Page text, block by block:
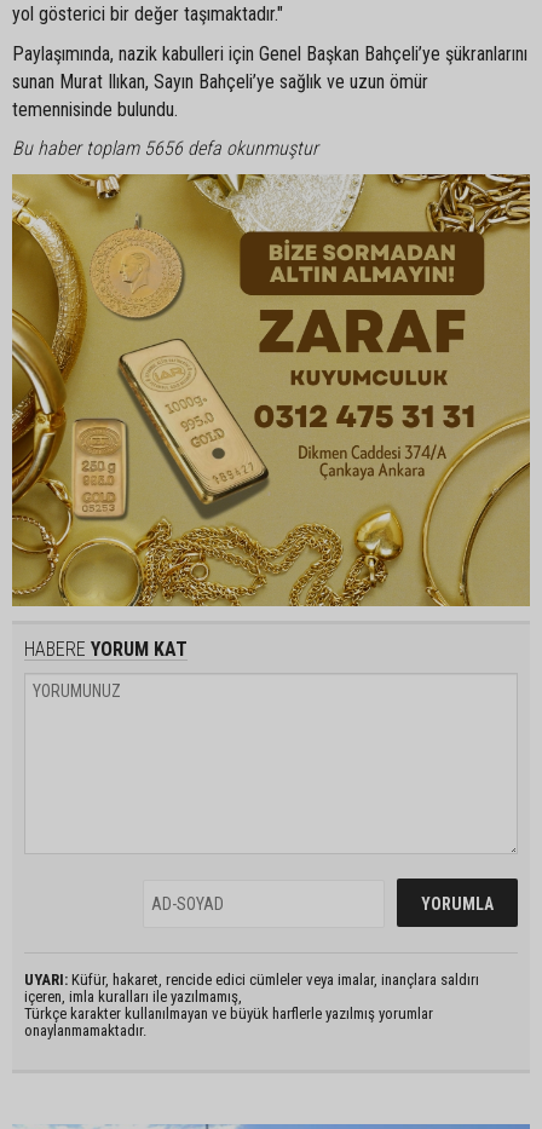
yol gösterici bir değer taşımaktadır."
Paylaşımında, nazik kabulleri için Genel Başkan Bahçeli’ye şükranlarını
sunan Murat Ilıkan, Sayın Bahçeli’ye sağlık ve uzun ömür
temennisinde bulundu.
Bu haber toplam 5656 defa okunmuştur
HABERE YORUM KAT
UYARI: Küfür, hakaret, rencide edici cümleler veya imalar, inançlara saldırı
içeren, imla kuralları ile yazılmamış,
Türkçe karakter kullanılmayan ve büyük harflerle yazılmış yorumlar
onaylanmamaktadır.